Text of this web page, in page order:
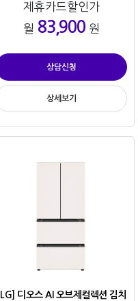
제휴카드할인가
월 83,900원
상담신청
상세보기
[LG] 디오스 AI 오브제컬렉션 김치